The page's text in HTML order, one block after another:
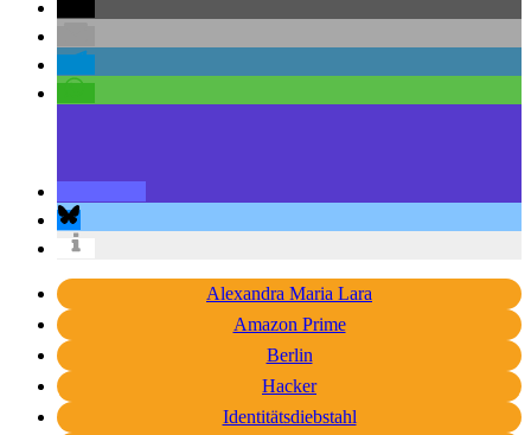
Alexandra Maria Lara
Amazon Prime
Berlin
Hacker
Identitätsdiebstahl